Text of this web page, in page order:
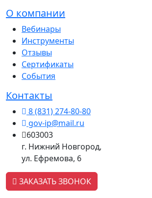
О компании
Вебинары
Инструменты
Отзывы
Сертификаты
События
Контакты
8 (831) 274-80-80
gov-ip@mail.ru
603003
г. Нижний Новгород,
ул. Ефремова, 6
ЗАКАЗАТЬ ЗВОНОК